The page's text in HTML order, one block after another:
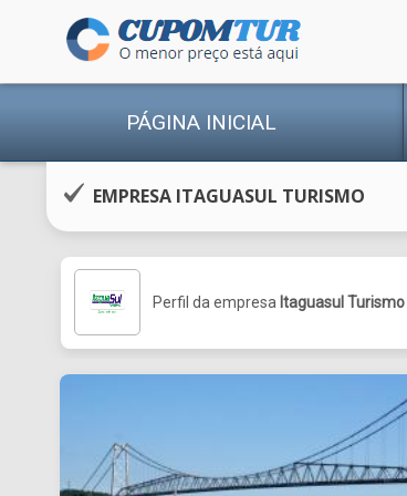
PÁGINA INICIAL
EMPRESA ITAGUASUL TURISMO
Perfil da empresa Itaguasul Turismo